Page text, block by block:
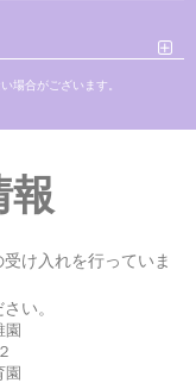
場合がございます。
報
け入れを行っていま
い。
園
園